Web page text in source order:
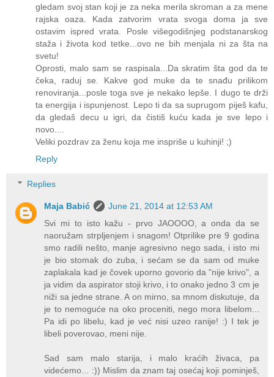
gledam svoj stan koji je za neka merila skroman a za mene
rajska oaza. Kada zatvorim vrata svoga doma ja sve
ostavim ispred vrata. Posle višegodišnjeg podstanarskog
staža i života kod tetke...ovo ne bih menjala ni za šta na
svetu!
Oprosti, malo sam se raspisala...Da skratim šta god da te
čeka, raduj se. Kakve god muke da te snađu prilikom
renoviranja...posle toga sve je nekako lepše. I dugo te drži
ta energija i ispunjenost. Lepo ti da sa suprugom piješ kafu,
da gledaš decu u igri, da čistiš kuću kada je sve lepo i
novo....
Veliki pozdrav za ženu koja me inspriše u kuhinji! ;)
Reply
Replies
Maja Babić
June 21, 2014 at 12:53 AM
Svi mi to isto kažu - prvo JAOOOO, a onda da se
naoružam strpljenjem i snagom! Otprilike pre 9 godina
smo radili nešto, manje agresivno nego sada, i isto mi
je bio stomak do zuba, i sećam se da sam od muke
zaplakala kad je čovek uporno govorio da "nije krivo", a
ja vidim da aspirator stoji krivo, i to onako jedno 3 cm je
niži sa jedne strane. A on mirno, sa mnom diskutuje, da
je to nemoguće na oko proceniti, nego mora libelom...
Pa idi po libelu, kad je već nisi uzeo ranije! :) I tek je
libeli poverovao, meni nije.
Sad sam malo starija, i malo kraćih živaca, pa
videćemo... :)) Mislim da znam taj osećaj koji pominješ,